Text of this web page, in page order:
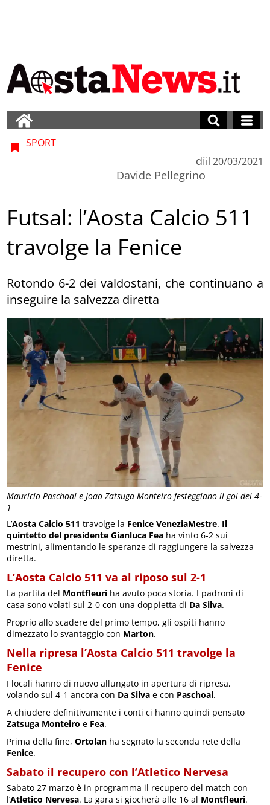
Mauricio Paschoal e Joao Zatsuga Monteiro festeggiano il gol del 4-
1
SPORT
di
Davide Pellegrino
il 20/03/2021
Futsal: l’Aosta Calcio 511
travolge la Fenice
Rotondo 6-2 dei valdostani, che continuano a
inseguire la salvezza diretta
L’Aosta Calcio 511 travolge la Fenice VeneziaMestre. Il
quintetto del presidente Gianluca Fea ha vinto 6-2 sui
mestrini, alimentando le speranze di raggiungere la salvezza
diretta.
L’Aosta Calcio 511 va al riposo sul 2-1
La partita del Montfleuri ha avuto poca storia. I padroni di
casa sono volati sul 2-0 con una doppietta di Da Silva.
Proprio allo scadere del primo tempo, gli ospiti hanno
dimezzato lo svantaggio con Marton.
Nella ripresa l’Aosta Calcio 511 travolge la
Fenice
I locali hanno di nuovo allungato in apertura di ripresa,
volando sul 4-1 ancora con Da Silva e con Paschoal.
A chiudere definitivamente i conti ci hanno quindi pensato
Zatsuga Monteiro e Fea.
Prima della fine,Ortolan ha segnato la seconda rete della
Fenice.
Sabato il recupero con l’Atletico Nervesa
Sabato 27 marzo è in programma il recupero del match con
l’Atletico Nervesa. La gara si giocherà alle 16 al Montfleuri.